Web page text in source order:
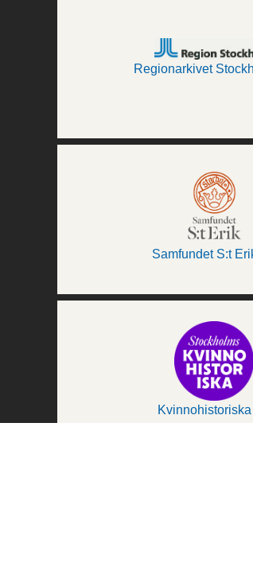
Regionarkivet
Samfundet S:t
Kvinnohistoriska